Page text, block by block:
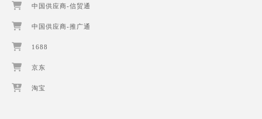
中国供应商-信贸通
中国供应商-推广通
1688
京东
淘宝